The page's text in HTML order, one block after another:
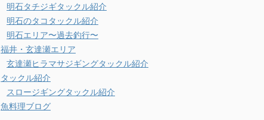
明石タチジギタックル紹介
明石のタコタックル紹介
明石エリア〜過去釣行〜
福井・玄達瀬エリア
玄達瀬ヒラマサジギングタックル紹介
タックル紹介
スロージギングタックル紹介
魚料理ブログ